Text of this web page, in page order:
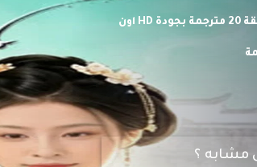
مشاهدة وتحميل مسلسل عبارة لينغ لونغ Ling Long's Ferry الحلقة 20 مترجمة بجودة HD اون
؟